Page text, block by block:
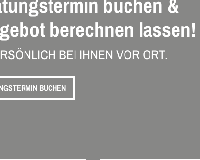
berechnen lassen!
BEI IHNEN VOR ORT.
BUCHEN